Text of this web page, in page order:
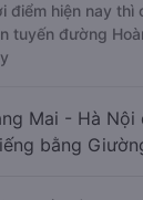
điểm hiện nay thì
tuyến đường
Mai - Hà Nội
bằng